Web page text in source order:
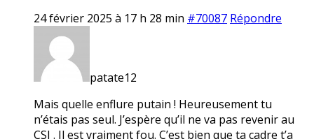
24 février 2025 à 17 h 28 min #70087 Répondre
patate12
Mais quelle enflure putain ! Heureusement tu
n’étais pas seul. J’espère qu’il ne va pas revenir au
CSI . Il est vraiment fou. C’est bien que ta cadre t’a